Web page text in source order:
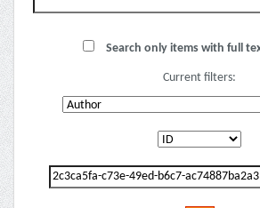
Search only items with full
Current filters: